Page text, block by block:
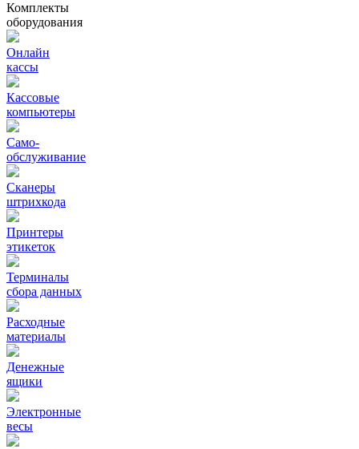
Комплекты
оборудования
Онлайн
кассы
Кассовые
компьютеры
Само-
обслуживание
Сканеры
штрихкода
Принтеры
этикеток
Терминалы
сбора данных
Расходные
материалы
Денежные
ящики
Электронные
весы